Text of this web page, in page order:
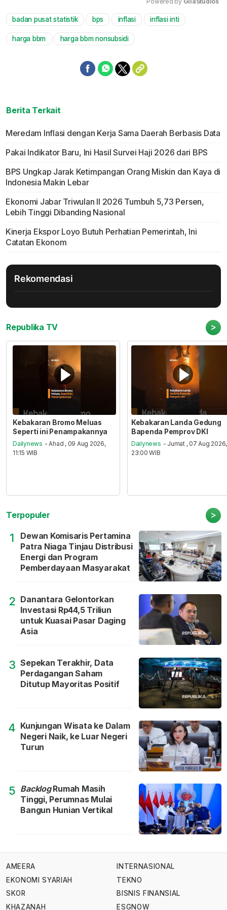
Mute
badan pusat statistik bps inflasi inflasi inti
harga bbm harga bbm nonsubsidi
Berita Terkait
Meredam Inflasi dengan Kerja Sama Daerah Berbasis Data
Pakai Indikator Baru, Ini Hasil Survei Haji 2026 dari BPS
BPS Ungkap Jarak Ketimpangan Orang Miskin dan Kaya di
Indonesia Makin Lebar
Ekonomi Jabar Triwulan II 2026 Tumbuh 5,73 Persen,
Lebih Tinggi Dibanding Nasional
Kinerja Ekspor Loyo Butuh Perhatian Pemerintah, Ini
Catatan Ekonom
Rekomendasi
Republika TV >
Kebakaran Bromo Meluas
Seperti ini Penampakannya
Dailynews - Ahad , 09 Aug 2026,
11:15 WIB
Kebakaran Landa Gedung
Bapenda Pemprov DKI
Dailynews - Jumat , 07 Aug 2026,
23:00 WIB
Terpopuler >
1
Dewan Komisaris Pertamina
Patra Niaga Tinjau Distribusi
Energi dan Program
Pemberdayaan Masyarakat
2 Danantara Gelontorkan
Investasi Rp44,5 Triliun
untuk Kuasai Pasar Daging
Asia
3 Sepekan Terakhir, Data
Perdagangan Saham
Ditutup Mayoritas Positif
4 Kunjungan Wisata ke Dalam
Negeri Naik, ke Luar Negeri
Turun
5 BacklogRumah Masih
Tinggi, Perumnas Mulai
Bangun Hunian Vertikal
AMEERA
EKONOMI SYARIAH
SKOR
KHAZANAH
INTERNASIONAL
TEKNO
BISNIS FINANSIAL
ESGNOW